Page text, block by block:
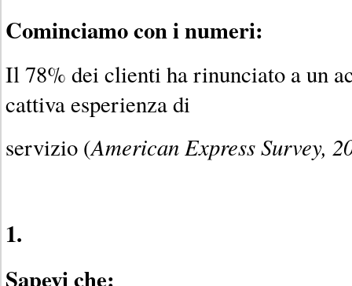
Cominciamo con i numeri:
Il 78% dei clienti ha rinunciato a un
cattiva esperienza di
servizio (American Express Survey,
1.
Sapevi che: